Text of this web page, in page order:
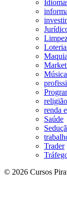
Música
religião
renda
Saúde
Trader
© 2026 Cursos